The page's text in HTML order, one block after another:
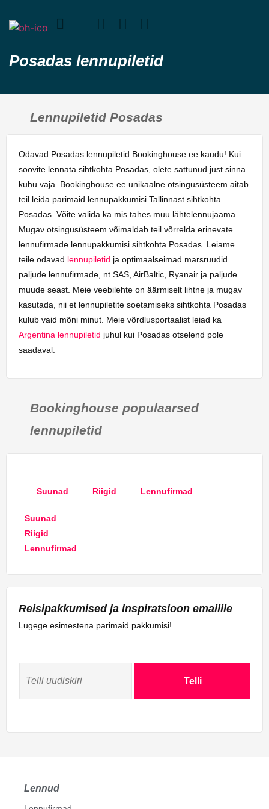
Posadas lennupiletid
Lennupiletid Posadas
Odavad Posadas lennupiletid Bookinghouse.ee kaudu! Kui
soovite lennata sihtkohta Posadas, olete sattunud just sinna
kuhu vaja. Bookinghouse.ee unikaalne otsingusüsteem aitab
teil leida parimaid lennupakkumisi Tallinnast sihtkohta
Posadas. Võite valida ka mis tahes muu lähtelennujaama.
Mugav otsingusüsteem võimaldab teil võrrelda erinevate
lennufirmade lennupakkumisi sihtkohta Posadas. Leiame
teile odavad lennupiletid ja optimaalseimad marsruudid
paljude lennufirmade, nt SAS, AirBaltic, Ryanair ja paljude
muude seast. Meie veebilehte on äärmiselt lihtne ja mugav
kasutada, nii et lennupiletite soetamiseks sihtkohta Posadas
kulub vaid mõni minut. Meie võrdlusportaalist leiad ka
Argentina lennupiletid juhul kui Posadas otselend pole
saadaval.
Bookinghouse populaarsed
lennupiletid
Suunad Riigid Lennufirmad
Suunad
Riigid
Lennufirmad
Reisipakkumised ja inspiratsioon emailile
Lugege esimestena parimaid pakkumisi!
Telli
Lennud